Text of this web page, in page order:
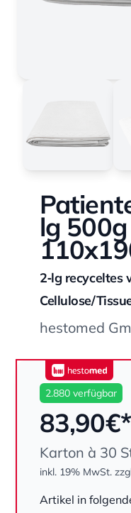
lg
2‐lg recyceltes
Cellulose/
hestomed
2.880 verfügbar
83,90€*
Karton à 30
inkl. 19% MwSt.
Artikel in